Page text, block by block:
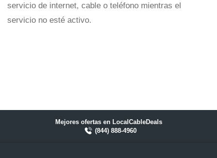
servicio de internet, cable o teléfono mientras el
servicio no esté activo.
Mejores ofertas en LocalCableDeals
(844) 888-4960